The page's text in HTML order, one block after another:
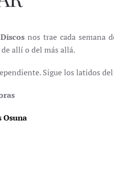
nos trae cada semana
allí o del más allá.
Sigue los latidos
Osuna